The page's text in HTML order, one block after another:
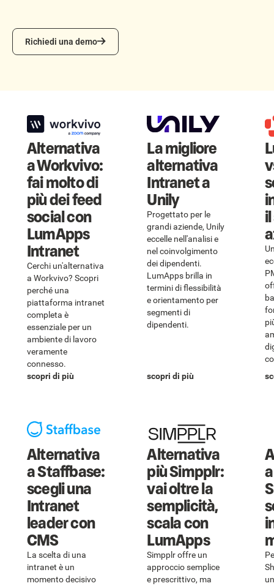
Richiedi una demo
Richiedi una demo
Alternativa
a Workvivo:
fai molto di
più dei feed
social con
LumApps
Intranet
Cerchi un'alternativa
a Workvivo? Scopri
perché una
piattaforma intranet
completa è
essenziale per un
ambiente di lavoro
veramente
connesso.
scopri di più
La migliore
alternativa
Intranet a
Unily
Progettato per le
grandi aziende, Unily
eccelle nell'analisi e
nel coinvolgimento
dei dipendenti.
LumApps brilla in
termini di flessibilità
e orientamento per
segmenti di
dipendenti.
scopri di più
Alternativa
a Staffbase:
scegli una
Intranet
leader con
CMS
La scelta di una
intranet è un
momento decisivo
Alternativa
più Simpplr:
vai oltre la
semplicità,
scala con
LumApps
Simpplr offre un
approccio semplice
e prescrittivo, ma
a